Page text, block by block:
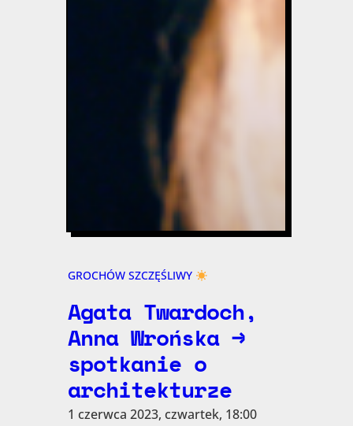
GROCHÓW SZCZĘŚLIWY
Agata Twardoch,
Anna Wrońska →
spotkanie o
architekturze
1 czerwca 2023, czwartek, 18:00